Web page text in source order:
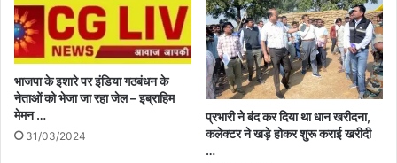
भाजपा के इशारे पर इंडिया गठबंधन के
नेताओं को भेजा जा रहा जेल – इब्राहिम
मेमन …
31/03/2024
प्रभारी ने बंद कर दिया था धान खरीदना,
कलेक्टर ने खड़े होकर शुरू कराई खरीदी
…